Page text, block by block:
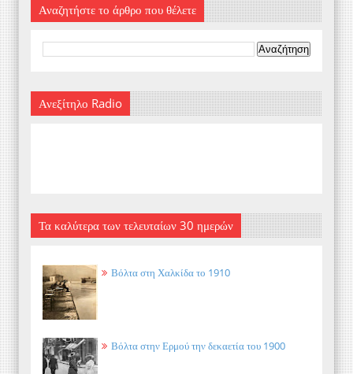
Αναζητήστε το άρθρο που θέλετε
Ανεξίτηλο Radio
Τα καλύτερα των τελευταίων 30 ημερών
Βόλτα στη Χαλκίδα το 1910
Βόλτα στην Ερμού την δεκαετία του 1900